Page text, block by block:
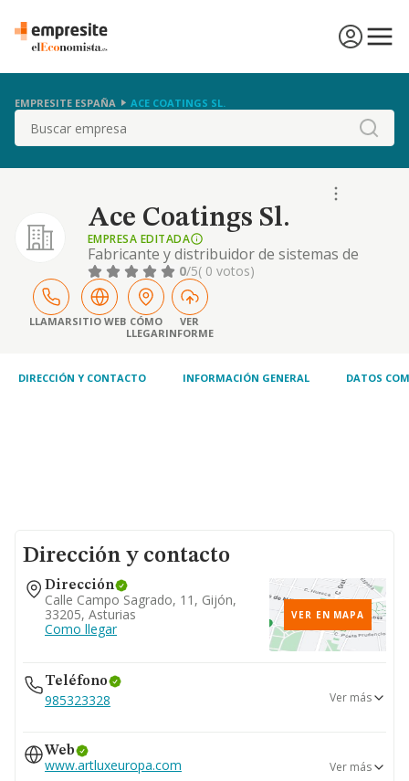
EMPRESITE ESPAÑA ACE COATINGS SL.
Buscar
Ace Coatings Sl.
EMPRESA EDITADA
Fabricante y distribuidor de sistemas de
poliurea con dite
0/5( 0 votos)
LLAMARSITIO WEB CÓMO
LLEGAR
VER
INFORME
DIRECCIÓN Y CONTACTO INFORMACIÓN GENERAL DATOS
Dirección y contacto
Dirección
Calle Campo Sagrado, 11, Gijón,
33205, Asturias
Como llegar
VER EN MAPA
Teléfono
985323328
684...
Ver teléfono 684...
Ver más
Web
www.artluxeuropa.com Ver más